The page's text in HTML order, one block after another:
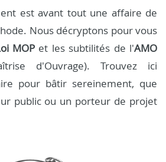
est avant tout une affaire de
Nous décryptons pour vous
MOP et les subtilités de l'AMO
d'Ouvrage). Trouvez ici
pour bâtir sereinement, que
public ou un porteur de projet